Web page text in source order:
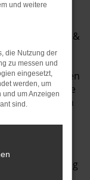
gepflegt und
höchste
Bunk GmbH &
an Ford-
warten,
bieten wir Ihnen
damit Sie
Vorstellungen
KG und
Wir
Fahrzeug
und weitere
die Nutzung der
zu messen und
eingesetzt,
werden, um
um Anzeigen
sind.